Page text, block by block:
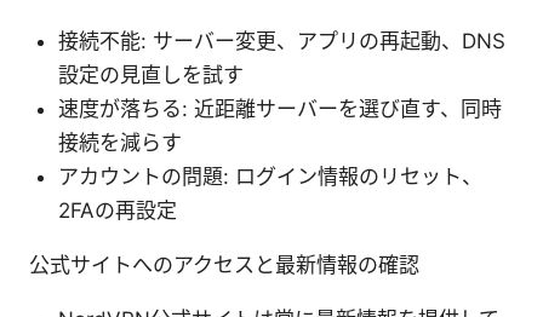
接続不能: サーバー変更、アプリの再起動、DNS
設定の見直しを試す
速度が落ちる: 近距離サーバーを選び直す、同時
接続を減らす
アカウントの問題: ログイン情報のリセット、
2FAの再設定
公式サイトへのアクセスと最新情報の確認